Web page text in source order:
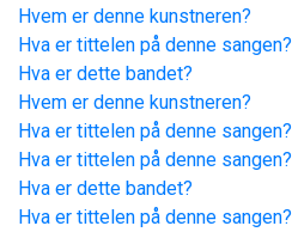
Hvem er denne kunstneren?
Hva er tittelen på denne sangen?
Hva er dette bandet?
Hvem er denne kunstneren?
Hva er tittelen på denne sangen?
Hva er tittelen på denne sangen?
Hva er dette bandet?
Hva er tittelen på denne sangen?